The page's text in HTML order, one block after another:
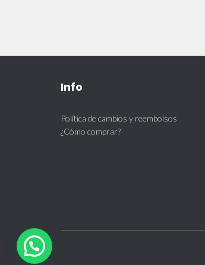
Info
Política de cambios y reembolsos
¿Cómo comprar?